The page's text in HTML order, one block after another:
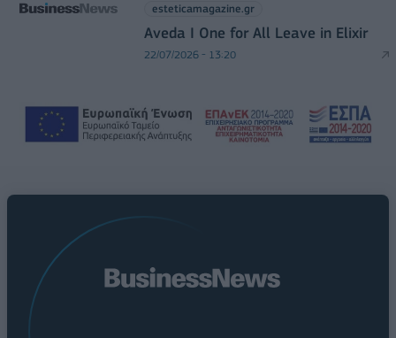
esteticamagazine.gr
Aveda I One for All Leave in Elixir
22/07/2026 - 13:20